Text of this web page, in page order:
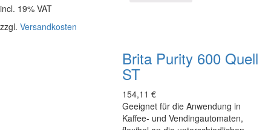
incl. 19% VAT
zzgl. Versandkosten
Brita Purity 600 Quell
ST
154,11 €
Geeignet für die Anwendung in
Kaffee- und Vendingautomaten,